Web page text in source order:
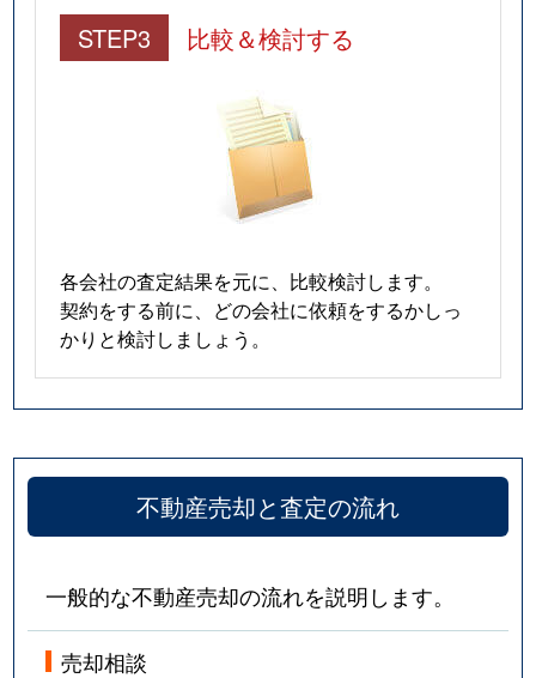
STEP3 比較＆検討する
各会社の査定結果を元に、比較検討します。
契約をする前に、どの会社に依頼をするかしっ
かりと検討しましょう。
不動産売却と査定の流れ
一般的な不動産売却の流れを説明します。
売却相談